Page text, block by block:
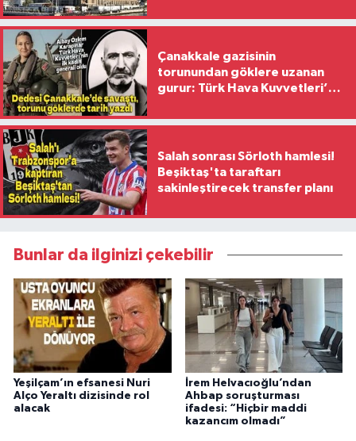
Çanakkale gazisinin
torunundan göklere uzanan
gurur: Türk Hava Kuvvetleri’nin
Salah sonrası Sörloth hamlesi!
Beşiktaş'ta taraftarı
sakinleştirecek transfer planı
Bunlar da ilginizi çekebilir
Yeşilçam’ın efsanesi Nuri
Alço Yeraltı dizisinde rol
alacak
İrem Helvacıoğlu’ndan
Ahbap soruşturması
ifadesi: “Hiçbir maddi
kazancım olmadı”